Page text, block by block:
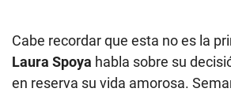
Cabe recordar que esta no es la
Laura Spoya habla sobre su
en reserva su vida amorosa.